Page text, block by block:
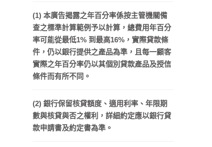
(1) 本廣告揭露之年百分率係按主管機關備
查之標準計算範例予以計算，總費用年百分
率可能從最低1% 到最高16%，實際貸款條
件，仍以銀行提供之產品為準，且每一顧客
實際之年百分率仍以其個別貸款產品及授信
條件而有所不同。
(2) 銀行保留核貸額度、適用利率、年限期
數與核貸與否之權利，詳細約定應以銀行貸
款申請書及約定書為準。